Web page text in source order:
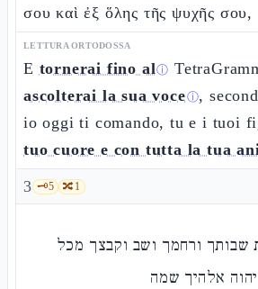
σου καὶ ἐξ ὅλης τῆς ψυχῆς σου,
LETTURA ORTODOSSA
E tornerai fino alⓘ
ascolterai la sua voceⓘ,
io oggi ti comando, tu e i tuoi
tuo cuore e con tutta la tua
3 🗝️5 🔀1
שבותך ורחמך ושב וקבצך מכל
אלהיך שמה